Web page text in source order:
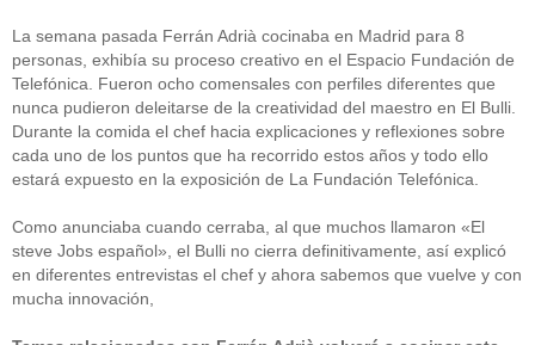
La semana pasada Ferrán Adrià cocinaba en Madrid para 8
personas, exhibía su proceso creativo en el Espacio Fundación de
Telefónica. Fueron ocho comensales con perfiles diferentes que
nunca pudieron deleitarse de la creatividad del maestro en El Bulli.
Durante la comida el chef hacia explicaciones y reflexiones sobre
cada uno de los puntos que ha recorrido estos años y todo ello
estará expuesto en la exposición de La Fundación Telefónica.
Como anunciaba cuando cerraba, al que muchos llamaron «El
steve Jobs español», el Bulli no cierra definitivamente, así explicó
en diferentes entrevistas el chef y ahora sabemos que vuelve y con
mucha innovación,